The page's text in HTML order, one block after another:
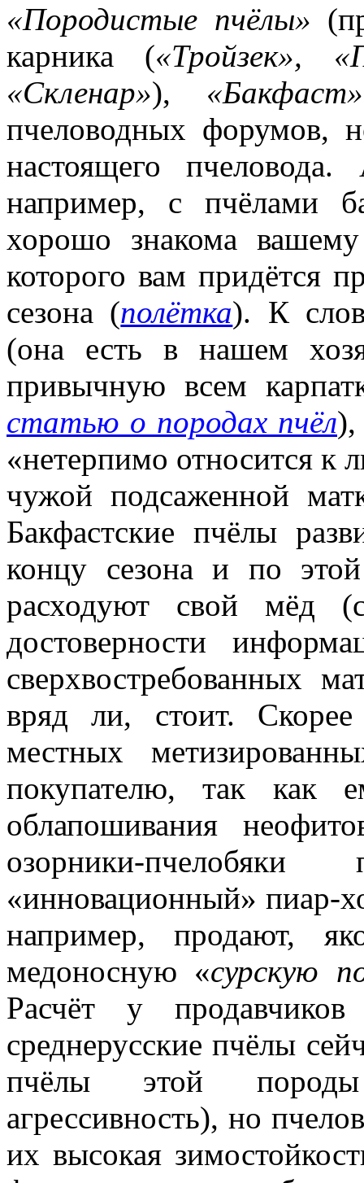
«Породистые пчёлы»
карника («Тройзек»,
«Скленар»), «Бакфаст»
пчеловодных форумов,
настоящего
например, с пчёлами
хорошо знакома
которого вам придётся
сезона (полётка). К
(она есть в нашем
привычную всем
статью о породах пчёл),
«нетерпимо относится к
чужой подсаженной
Бакфастские пчёлы
концу сезона и по
расходуют свой мёд
достоверности
сверхвостребованных
вряд ли, стоит.
местных
покупателю, так как
облапошивания
озорники-
«инновационный» пиар-
например, продают,
медоносную «сурскую
Расчёт у
среднерусские пчёлы
пчёлы этой
агрессивность), но
их высокая